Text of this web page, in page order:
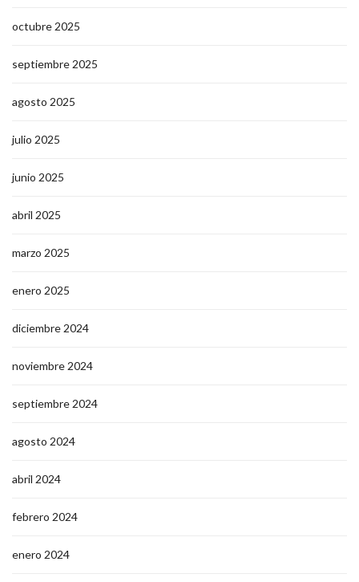
octubre 2025
septiembre 2025
agosto 2025
julio 2025
junio 2025
abril 2025
marzo 2025
enero 2025
diciembre 2024
noviembre 2024
septiembre 2024
agosto 2024
abril 2024
febrero 2024
enero 2024